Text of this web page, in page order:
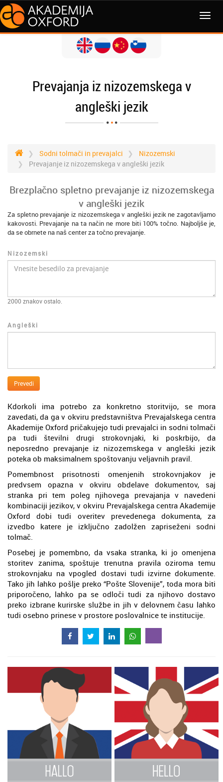
MENI
Prevajanja iz nizozemskega v
angleški jezik
Sodni tolmači in prevajalci
Nizozemski
Prevajanje iz nizozemskega v angleški jezik
Brezplačno spletno prevajanje iz nizozemskega
v angleški jezik
Za spletno prevajanje iz nizozemskega v angleški jezik ne zagotavljamo
kakovosti. Prevajanje na ta način ne more biti 100% točno. Najboljše je,
da se obrnete na naš center za točno prevajanje.
Nizozemski
2000 znakov ostalo.
Angleški
Prevedi
Kdorkoli ima potrebo za konkretno storitvijo, se mora
zavedati, da ga v okviru predstavništva Prevajalskega centra
Akademije Oxford pričakujejo tudi prevajalci in sodni tolmači
pa tudi številni drugi strokovnjaki, ki poskrbijo, da
neposredno prevajanje iz nizozemskega v angleški jezik
poteka ob maksimalnem spoštovanju veljavnih pravil.
Pomembnost prisotnosti omenjenih strokovnjakov je
predvsem opazna v okviru obdelave dokumentov, saj
stranka pri tem poleg njihovega prevajanja v navedeni
kombinaciji jezikov, v okviru Prevajalskega centra Akademije
Oxford dobi tudi overitev prevedenega dokumenta, za
izvedbo katere je izključno zadolžen zapriseženi sodni
tolmač.
Posebej je pomembno, da vsaka stranka, ki jo omenjena
storitev zanima, spoštuje trenutna pravila oziroma temu
strokovnjaku na vpogled dostavi tudi izvirne dokumente.
Tako jih lahko pošlje preko “Pošte Slovenije”, toda mora biti
priporočeno, lahko pa se odloči tudi za njihovo dostavo
preko izbrane kurirske službe in jih v delovnem času lahko
tudi osebno prinese v prostore poslovalnice te institucije.